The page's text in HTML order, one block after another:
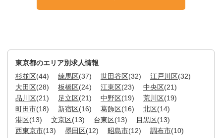
東京都のエリア別求人情報
杉並区(44) 練馬区(37) 世田谷区(32) 江戸川区(32)
大田区(28) 板橋区(24) 江東区(23) 中央区(21)
品川区(21) 足立区(21) 中野区(19) 荒川区(19)
町田市(18) 新宿区(16) 葛飾区(16) 北区(14)
港区(13) 文京区(13) 台東区(13) 目黒区(13)
西東京市(13) 墨田区(12) 昭島市(12) 調布市(10)